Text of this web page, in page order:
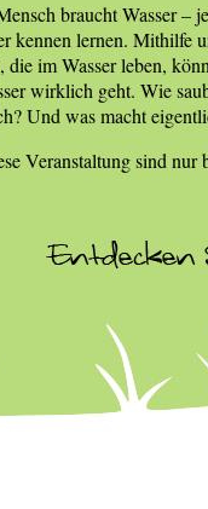
braucht Wasser –
kennen lernen. Mithilfe
die im Wasser leben,
wirklich geht. Wie
Und was macht
Veranstaltung sind nur